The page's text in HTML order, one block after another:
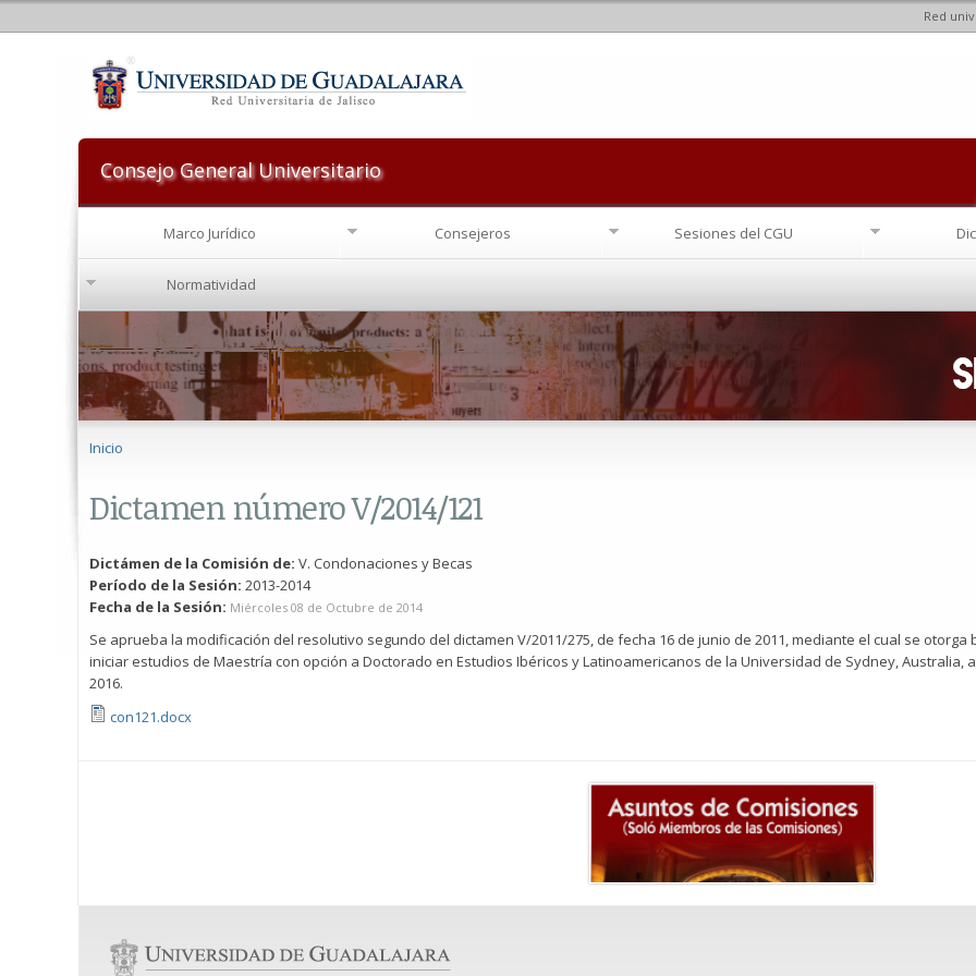
Red
Consejo General Universitario
Marco Jurídico Consejeros Sesiones del CGU
Normatividad
Inicio
Dictamen número V/2014/121
Dictámen de la Comisión de: V. Condonaciones y Becas
Período de la Sesión: 2013-2014
Fecha de la Sesión: Miércoles 08 de Octubre de 2014
Se aprueba la modificación del resolutivo segundo del dictamen V/2011/275, de fecha 16 de junio de 2011, mediante el cual se
iniciar estudios de Maestría con opción a Doctorado en Estudios Ibéricos y Latinoamericanos de la Universidad de Sydney, Australia,
2016.
con121.docx